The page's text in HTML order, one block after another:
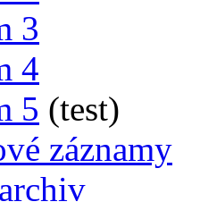
3
4
5 (test)
záznamy